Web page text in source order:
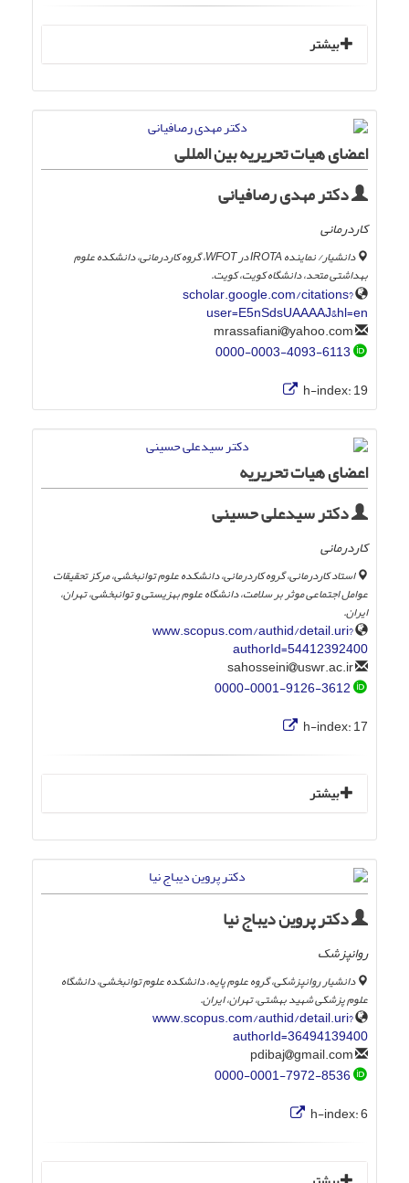
بیشتر
اعضای هیات تحریریه بین المللی
دکتر مهدی رصافیانی
کاردرمانی
دانشیار/ نماینده IROTA در WFOT، گروه کاردرمانی، دانشکده علوم
بهداشتی متحد، دانشگاه کویت، کویت.
scholar.google.com/citations?
user=E5nSdsUAAAAJ&hl=en
yahoo.com
0000-0003-4093-6113
h-index:19
اعضای هیات تحریریه
دکتر سیدعلی حسینی
کاردرمانی
استاد کاردرمانی، گروه کاردرمانی، دانشکده علوم توانبخشی، مرکز تحقیقات
عوامل اجتماعی موثر بر سلامت، دانشگاه علوم بهزیستی و توانبخشی، تهران،
ایران.
www.scopus.com/authid/detail.uri?
authorId=54412392400
uswr.ac.ir
0000-0001-9126-3612
h-index:17
بیشتر
دکتر پروین دیباج نیا
روانپزشک
دانشیار روانپزشکی، گروه علوم پایه، دانشکده علوم توانبخشی، دانشگاه
علوم پزشکی شهید بهشتی، تهران، ایران.
www.scopus.com/authid/detail.uri?
authorId=36494139400
gmail.com
0000-0001-7972-8536
h-index:6